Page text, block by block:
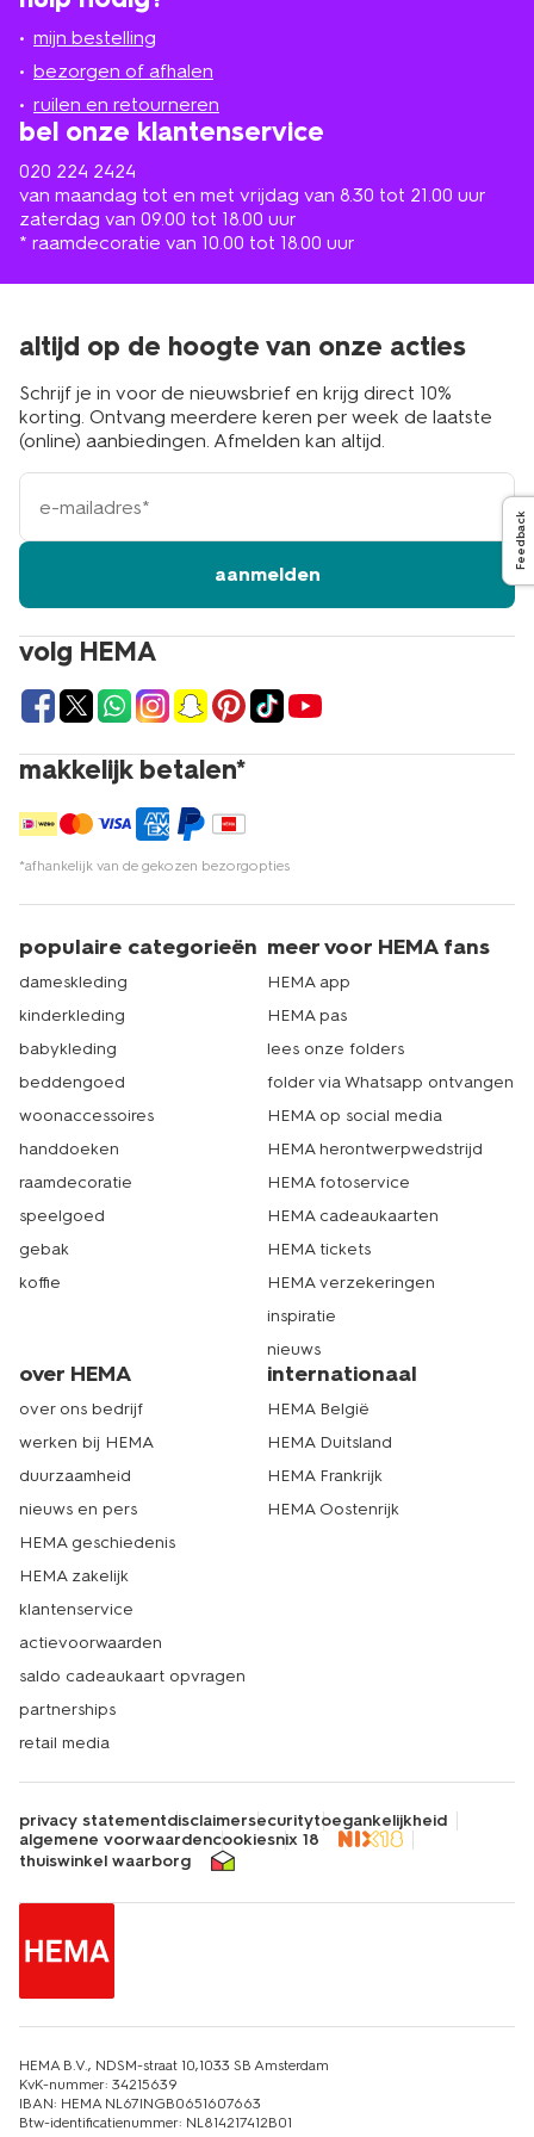
mijn bestelling
bezorgen of afhalen
ruilen en retourneren
bel onze klantenservice
020 224 2424
van maandag tot en met vrijdag van 8.30 tot 21.00 uur
zaterdag van 09.00 tot 18.00 uur
* raamdecoratie van 10.00 tot 18.00 uur
in
de
buurt
volg HEMA
makkelijk betalen*
*afhankelijk van de gekozen bezorgopties
altijd op de hoogte van onze acties
Schrijf je in voor de nieuwsbrief en krijg direct 10%
korting. Ontvang meerdere keren per week de laatste
(online) aanbiedingen. Afmelden kan altijd.
e-
mailadres
aanmelden
populaire categorieën
dameskleding
kinderkleding
babykleding
beddengoed
woonaccessoires
handdoeken
raamdecoratie
speelgoed
gebak
koffie
meer voor HEMA fans
HEMA app
HEMA pas
lees onze folders
folder via Whatsapp ontvangen
HEMA op social media
HEMA herontwerpwedstrijd
HEMA fotoservice
HEMA cadeaukaarten
HEMA tickets
HEMA verzekeringen
inspiratie
nieuws
over HEMA
over ons bedrijf
werken bij HEMA
duurzaamheid
nieuws en pers
HEMA geschiedenis
HEMA zakelijk
klantenservice
actievoorwaarden
saldo cadeaukaart opvragen
partnerships
retail media
internationaal
HEMA België
HEMA Duitsland
HEMA Frankrijk
HEMA Oostenrijk
privacy statementdisclaimersecuritytoegankelijkheid
algemene voorwaardencookiesnix 18
thuiswinkel waarborg
HEMA B.V., NDSM-straat 10,1033 SB Amsterdam
KvK-nummer: 34215639
IBAN: HEMA NL67INGB0651607663
Btw-identificatienummer: NL814217412B01
Feedback